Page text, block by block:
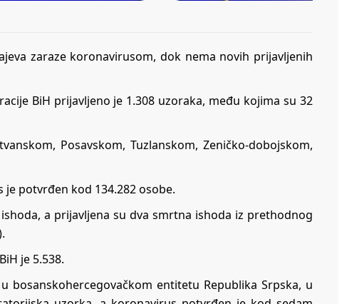
zaraze koronavirusom, dok nema novih prijavljenih
BiH prijavljeno je 1.308 uzoraka, među kojima su 32
Posavskom, Tuzlanskom, Zeničko-dobojskom,
potvrđen kod 134.282 osobe.
a prijavljena su dva smrtna ishoda iz prethodnog
je 5.538.
bosanskohercegovačkom entitetu Rеpublika Srpska, u